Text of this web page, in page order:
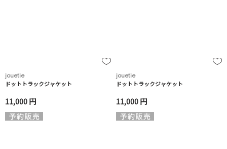
jouetie
ドットトラックジャケット
11,000 円
jouetie
ドットトラックジャケット
11,000 円